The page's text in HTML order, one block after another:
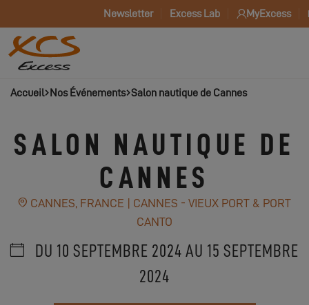
Newsletter Excess Lab MyExcess
Accueil Nos Événements Salon nautique de Cannes
SALON NAUTIQUE DE
CANNES
CANNES, FRANCE | CANNES - VIEUX PORT & PORT
CANTO
DU 10 SEPTEMBRE 2024 AU 15 SEPTEMBRE
2024